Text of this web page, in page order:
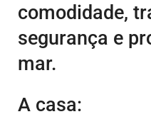
comodidade,
segurança e
mar.
A casa: